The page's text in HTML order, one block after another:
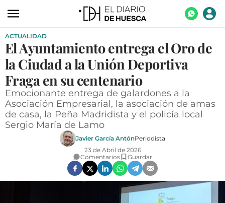
ACTUALIDAD
ECONOMÍA
TECNOLOGÍA
TURISMO
AGROALIMENTACIÓN
DEPORTES
ACTUALIDAD
El Ayuntamiento entrega el Oro de
la Ciudad a la Unión Deportiva
Fraga en su centenario
Emocionante entrega de galardones a la
Asociación Empresarial, la asociación de amas
de casa, la Peña Madridista y el policía local
Sergio María de Lamo
Javier García AntónPeriodista
23 de Abril de 2026
Comentarios
Guardar